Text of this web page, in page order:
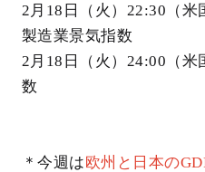
2月18日（火）22:30（
製造業景気指数
2月18日（火）24:00（
数
＊今週は欧州と日本の